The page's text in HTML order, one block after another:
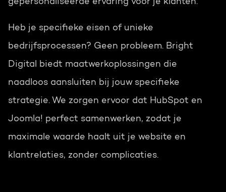
gepersonaliseerde ervaring voor je klanten.
Heb je specifieke eisen of unieke
bedrijfsprocessen? Geen probleem. Bright
Digital biedt maatwerkoplossingen die
naadloos aansluiten bij jouw specifieke
strategie. We zorgen ervoor dat HubSpot en
Joomla! perfect samenwerken, zodat je
maximale waarde haalt uit je website en
klantrelaties, zonder complicaties.